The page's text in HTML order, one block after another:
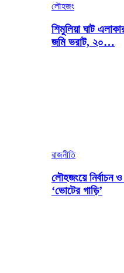
লৌহজং
শিমুলিয়া ঘাট
জমি ভরাট, ২০…
রাজনীতি
লৌহজংয়ে নির্বাচন
‘ভোটের গাড়ি’